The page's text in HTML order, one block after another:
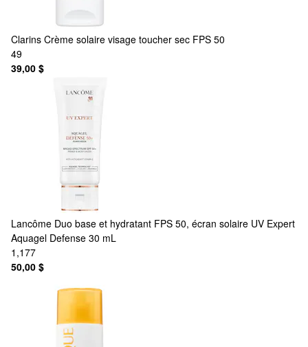
Clarins Crème solaire visage toucher sec FPS 50
49
39,00 $
Lancôme Duo base et hydratant FPS 50, écran solaire UV Expert
Aquagel Defense 30 mL
1,177
50,00 $